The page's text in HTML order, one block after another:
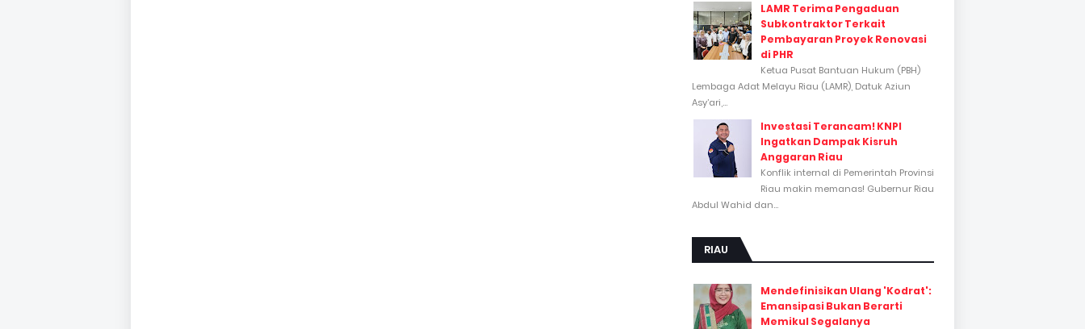
LAMR Terima Pengaduan
Subkontraktor Terkait
Pembayaran Proyek Renovasi
di PHR
Ketua Pusat Bantuan Hukum (PBH)
Lembaga Adat Melayu Riau (LAMR), Datuk Aziun
Asy’ari,...
Investasi Terancam! KNPI
Ingatkan Dampak Kisruh
Anggaran Riau
Konflik internal di Pemerintah Provinsi
Riau makin memanas! Gubernur Riau
Abdul Wahid dan...
RIAU
Mendefinisikan Ulang 'Kodrat':
Emansipasi Bukan Berarti
Memikul Segalanya